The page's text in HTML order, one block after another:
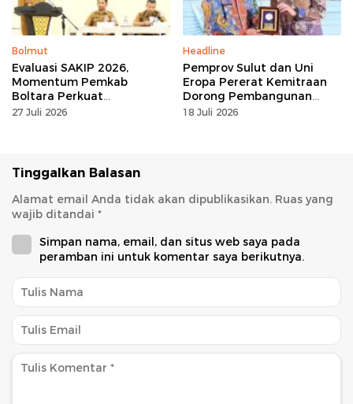
Bolmut
Evaluasi SAKIP 2026,
Momentum Pemkab
Boltara Perkuat
Akuntabilitas dan Kinerja
27 Juli 2026
Headline
Pemprov Sulut dan Uni
Eropa Pererat Kemitraan
Dorong Pembangunan
Berkelanjutan
18 Juli 2026
Tinggalkan Balasan
Alamat email Anda tidak akan dipublikasikan. Ruas yang
wajib ditandai *
Simpan nama, email, dan situs web saya pada
peramban ini untuk komentar saya berikutnya.